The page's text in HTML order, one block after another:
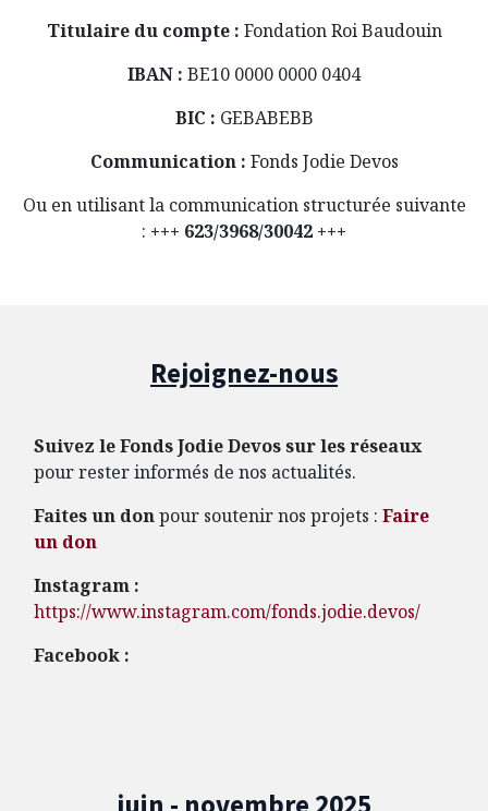
Titulaire du compte : Fondation Roi Baudouin
IBAN : BE10 0000 0000 0404
BIC : GEBABEBB
Communication : Fonds Jodie Devos
Ou en utilisant la communication structurée suivante
: +++ 623/3968/30042 +++
Rejoignez-nous
Suivez le Fonds Jodie Devos sur les réseaux
pour rester informés de nos actualités.
Faites un donpour soutenir nos projets : Faire
un don
Instagram :
https://www.instagram.com/fonds.jodie.devos/
Facebook :